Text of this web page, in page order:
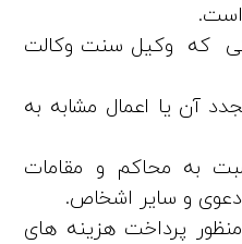
است.
که وکیل سنت وکالت
آن یا اعمال مشابه به
به محاکم و مقامات
و سایر اشخاص.
پرداخت هزینه های